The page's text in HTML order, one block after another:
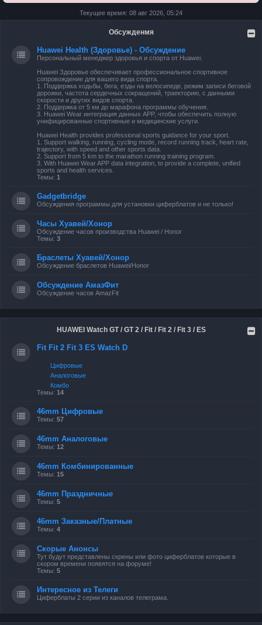
Текущее время: 08 авг 2026, 05:24
Обсужденмя
Huawei Health (Здоровье) - Обсуждение
Персональный менеджер здоровья и спорта от Huawei.
Huawei Здоровье обеспечивает профессиональное спортивное
сопровождение для вашего вида спорта.
1. Поддержка ходьбы, бега, езды на велосипеде, режим записи беговой
дорожки, частота сердечных сокращений, траекторию, с данными
скорости и других видов спорта.
2. Поддержка от 5 км до марафона программы обучения.
3. Huawei Wear интеграция данных APP, чтобы обеспечить полную
унифицированные спортивные и медицинские услуги.
Huawei Health provides professional sports guidance for your sport.
1. Support walking, running, cycling mode, record running track, heart rate,
trajectory, with speed and other sports data.
2. Support from 5 km to the marathon running training program.
3. With Huawei Wear APP data integration, to provide a complete, unified
sports and health services.
Темы: 1
Gadgetbridge
Обсуждения программы для установки циферблатов и не только!
Часы Хуавей/Хонор
Обсуждение часов производства Huawei / Honor
Темы: 3
Браслеты Хуавей/Хонор
Обсуждение браслетов Huawei/Honor
Обсуждение АмазФит
Обсуждение часов AmazFit
HUAWEI Watch GT / GT 2 / Fit / Fit 2 / Fit 3 / ES
Fit Fit 2 Fit 3 ES Watch D
Цифровые
Аналоговые
Комбо
Темы: 14
46mm Цифровые
Темы: 57
46mm Аналоговые
Темы: 12
46mm Комбинированные
Темы: 15
46mm Праздничные
Темы: 5
46mm Заказные/Платные
Темы: 4
Скорые Анонсы
Тут будут представлены скрены или фото циферблатов которые в
скором времени появятся на форуме!
Темы: 5
Интересное из Телеги
Циферблаты 2 серии из каналов телеграма.